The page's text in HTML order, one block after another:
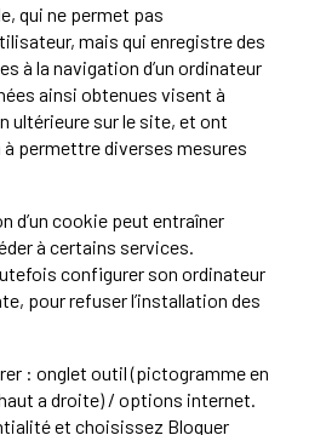
qui ne permet pas
mais qui enregistre des
à la navigation d’un ordinateur
ainsi obtenues visent à
ultérieure sur le site, et ont
permettre diverses mesures
d’un cookie peut entraîner
à certains services.
configurer son ordinateur
pour refuser l’installation des
: onglet outil (pictogramme en
a droite) / options internet.
et choisissez Bloquer